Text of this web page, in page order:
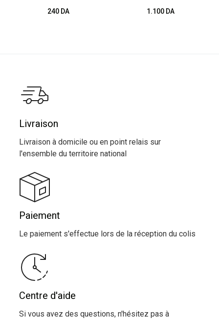
240 DA 1.100 DA
Livraison
Livraison à domicile ou en point relais sur
l'ensemble du territoire national
Paiement
Le paiement s'effectue lors de la réception du colis
Centre d'aide
Si vous avez des questions, n'hésitez pas à